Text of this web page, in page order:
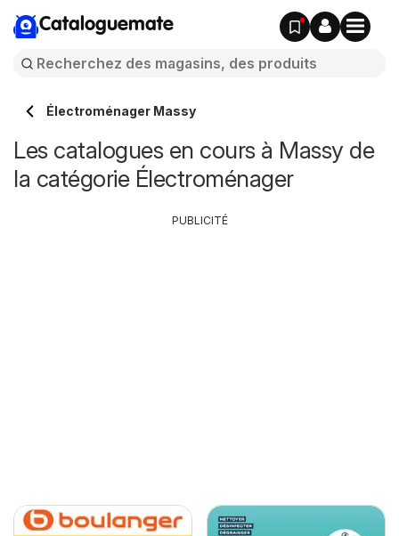
Cataloguemate
Électroménager Massy
Les catalogues en cours à Massy de
la catégorie Électroménager
PUBLICITÉ